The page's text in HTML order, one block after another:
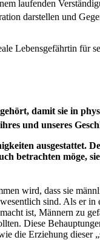
laufenden
darstellen und
Lebensgefährtin für
damit sie in
und unseres
ausgestattet.
betrachten möge,
wird, dass sie
sind. Als er in
ist, Männern zu
Diese
die Erziehung dieser